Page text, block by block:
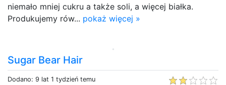
niemało mniej cukru a także soli, a więcej białka.
Produkujemy rów... pokaż więcej »
Sugar Bear Hair
Dodano: 9 lat 1 tydzień temu